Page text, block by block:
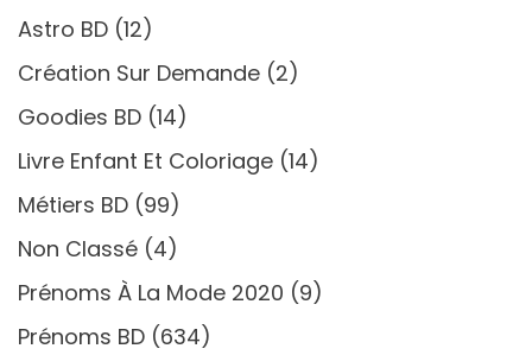
Astro BD (12)
Création Sur Demande (2)
Goodies BD (14)
Livre Enfant Et Coloriage (14)
Métiers BD (99)
Non Classé (4)
Prénoms À La Mode 2020 (9)
Prénoms BD (634)